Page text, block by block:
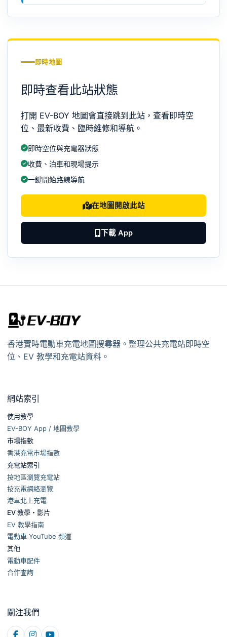
即時地圖
即時查看此站狀態
打開 EV-BOY 地圖會直接跳到此站，查看即時空
位、最新收費、臨時維修和導航。
即時空位與充電器狀態
收費、泊車和現場提示
一鍵開始路線導航
在地圖開啟此站
下載 App
香港實時電動車充電地圖搜尋器。整理公共充電站即時空
位、EV 教學和充電站資料。
網站索引
使用教學
EV-BOY App / 地圖教學
市場指數
香港充電市場指數
充電站索引
按地區瀏覽充電站
按充電網絡瀏覽
港車北上充電
EV 教學・影片
EV 教學指南
電動車 YouTube 頻道
其他
電動車配件
合作查詢
關注我們